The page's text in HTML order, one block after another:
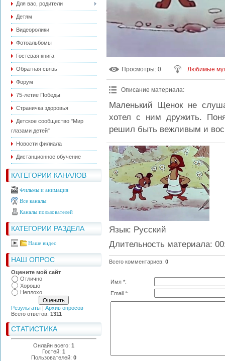
Для вас, родители
Детям
Видеоролики
Фотоальбомы
Гостевая книга
Обратная связь
Форум
75-летие Победы
Страничка здоровья
Детское сообщество "Мир
глазами детей"
Новости филиала
Дистанционное обучение
КАТЕГОРИИ КАНАЛОВ
Фильмы и анимация
Все каналы
Каналы пользователей
КАТЕГОРИИ РАЗДЕЛА
Наше видео
НАШ ОПРОС
Оцените мой сайт
Отлично
Хорошо
Неплохо
Результаты | Архив опросов
Всего ответов: 1311
СТАТИСТИКА
Онлайн всего: 1
Гостей: 1
Пользователей: 0
Просмотры: 0 Любимые
Описание материала:
Маленький Щенок не
хотел с ним дружить.
решил быть вежливым и
Язык: Русский
Длительность материала:
Всего комментариев: 0
Имя *:
Email *: